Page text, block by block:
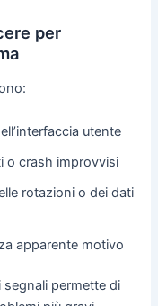
per
utente
o crash improvvisi
rotazioni o dei dati
apparente motivo
permette di